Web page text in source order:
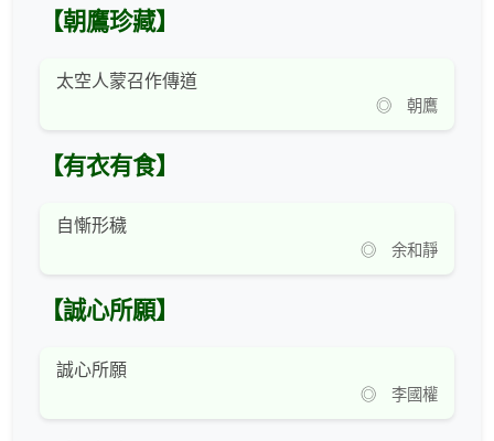
【朝鷹珍藏】
太空人蒙召作傳道
◎ 朝鷹
【有衣有食】
自慚形穢
◎ 余和靜
【誠心所願】
誠心所願
◎ 李國權